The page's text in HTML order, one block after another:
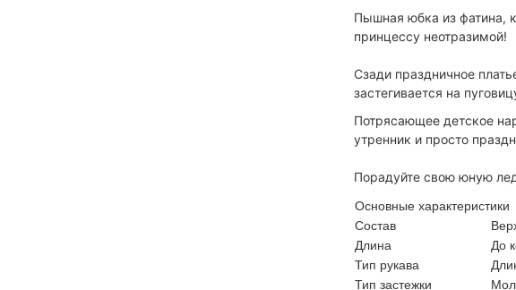
Пышная юбка из фатина,
принцессу неотразимой!
Сзади праздничное
застегивается на
Потрясающее детское
утренник и просто
Порадуйте свою юную
Основные характеристики
Состав
Длина
До
Тип рукава
Тип застежки